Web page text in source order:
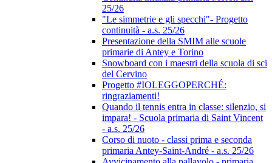
25/26
"Le simmetrie e gli specchi"- Progetto
continuità - a.s. 25/26
Presentazione della SMIM alle scuole
primarie di Antey e Torino
Snowboard con i maestri della scuola di sci
del Cervino
Progetto #IOLEGGOPERCHÉ:
ringraziamenti!
Quando il tennis entra in classe: silenzio, si
impara! - Scuola primaria di Saint Vincent
- a.s. 25/26
Corso di nuoto - classi prima e seconda
primaria Antey-Saint-André - a.s. 25/26